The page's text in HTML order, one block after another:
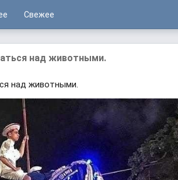
Свежее
над животными.
над животными.